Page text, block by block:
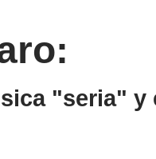
"seria" y